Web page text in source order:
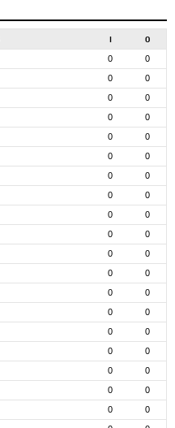
О
0
0
0
0
0
0
0
0
0
0
0
0
0
0
0
0
0
0
0
0
0
0
0
0
0
0
0
0
0
0
0
0
0
0
0
0
0
0